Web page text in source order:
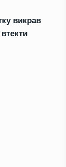
викрав